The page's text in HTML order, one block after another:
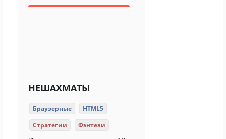
НЕШАХМАТЫ
Браузерные
HTML5
Стратегии
Фэнтези